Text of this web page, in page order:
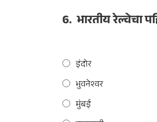
6. भारतीय रेल्वेचा
इंदोर
भुवनेश्वर
मुंबई